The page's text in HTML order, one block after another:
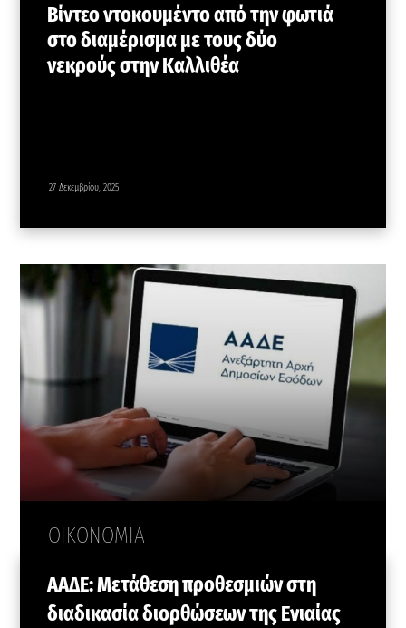
Βίντεο ντοκουμέντο από την φωτιά
στο διαμέρισμα με τους δύο
νεκρούς στην Καλλιθέα
27 Δεκεμβρίου, 2025
ΟΙΚΟΝΟΜΙΑ
ΑΑΔΕ: Μετάθεση προθεσμιών στη
διαδικασία διορθώσεων της Ενιαίας